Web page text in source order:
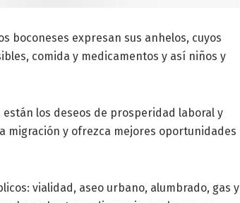
boconeses expresan sus anhelos, cuyos
comida y medicamentos y así niños y
los deseos de prosperidad laboral y
migración y ofrezca mejores oportunidades
vialidad, aseo urbano, alumbrado, gas y